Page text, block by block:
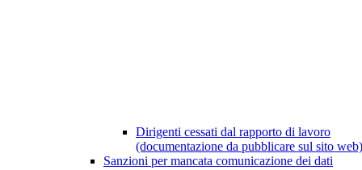
Dirigenti cessati dal rapporto di lavoro
(documentazione da pubblicare sul sito
Sanzioni per mancata comunicazione dei dati